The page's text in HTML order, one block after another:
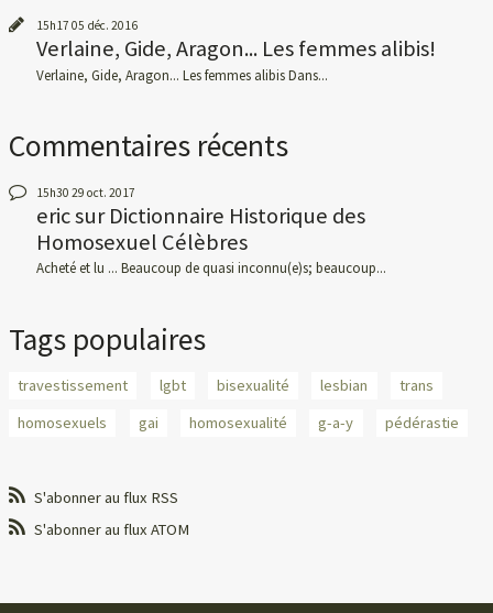
15h17 05 déc. 2016
Verlaine, Gide, Aragon... Les femmes alibis!
Verlaine, Gide, Aragon... Les femmes alibis Dans...
Commentaires récents
15h30 29 oct. 2017
ericsurDictionnaire Historique des
Homosexuel Célèbres
Acheté et lu ... Beaucoup de quasi inconnu(e)s; beaucoup...
Tags populaires
travestissement lgbt bisexualité lesbian
trans
homosexuels
gai homosexualité g-a-y pédérastie
S'abonner au flux RSS
S'abonner au flux ATOM